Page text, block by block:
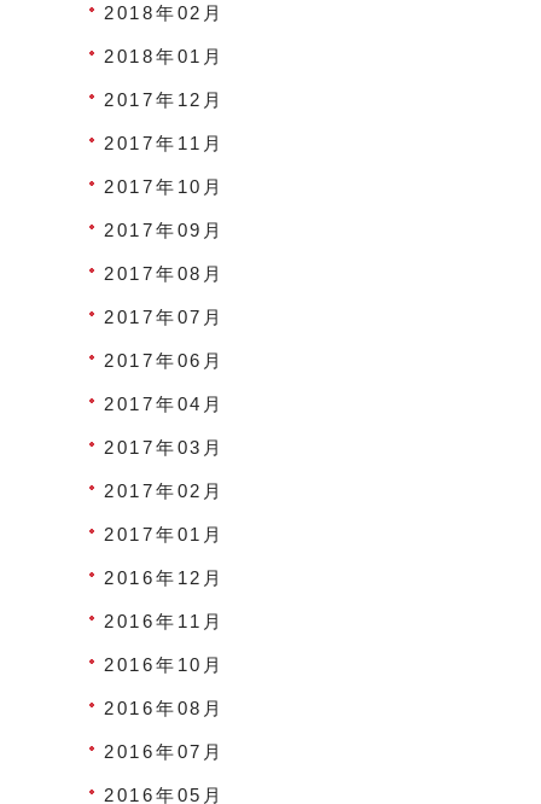
2018年02月
2018年01月
2017年12月
2017年11月
2017年10月
2017年09月
2017年08月
2017年07月
2017年06月
2017年04月
2017年03月
2017年02月
2017年01月
2016年12月
2016年11月
2016年10月
2016年08月
2016年07月
2016年05月